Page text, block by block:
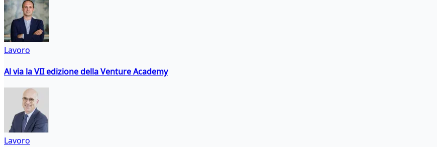
Lavoro
Al via la VII edizione della Venture Academy
Lavoro